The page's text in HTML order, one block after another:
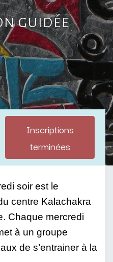
guidée
Inscriptions
terminées
soir est le
centre Kalachakra
Chaque mercredi
à un groupe
de s’entrainer à la